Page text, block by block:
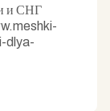
и СНГ
dlya-